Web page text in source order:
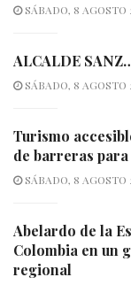
SÁBADO, 8 AGOSTO
ALCALDE
SÁBADO, 8 AGOSTO
Turismo
de barreras
SÁBADO, 8 AGOSTO
Abelardo de la
Colombia en un
regional